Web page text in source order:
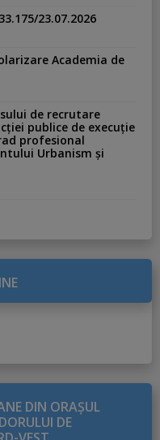
23.07.2026
Academia de
de recrutare
publice de execuție
profesional
Urbanism și
DIN ORAŞUL
DE